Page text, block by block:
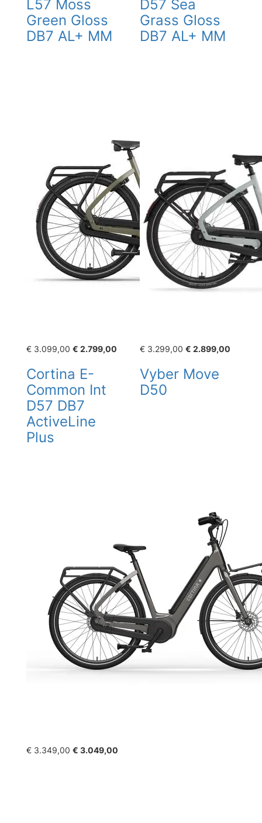
L57 Moss
Green Gloss
DB7 AL+ MM
€ 3.099,00 € 2.799,00
D57 Sea
Grass Gloss
DB7 AL+ MM
€ 3.299,00 € 2.899,00
Cortina E-
Common Int
D57 DB7
ActiveLine
Plus
€ 3.349,00 € 3.049,00
Vyber Move
D50